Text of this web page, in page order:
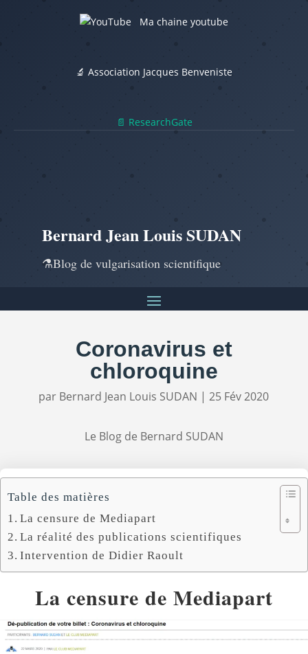
Ma chaine youtube
🔬 Association Jacques Benveniste
📄 ResearchGate
Bernard Jean Louis SUDAN
⚗️Blog de vulgarisation scientifique
Coronavirus et
chloroquine
par Bernard Jean Louis SUDAN |25 Fév 2020
Le Blog de Bernard SUDAN
Table des matières
La censure de Mediapart
La réalité des publications scientifiques
Intervention de Didier Raoult
La censure de Mediapart